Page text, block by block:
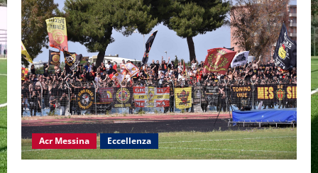
Acr Messina Eccellenza